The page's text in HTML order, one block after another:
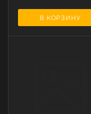
В КОРЗИНУ